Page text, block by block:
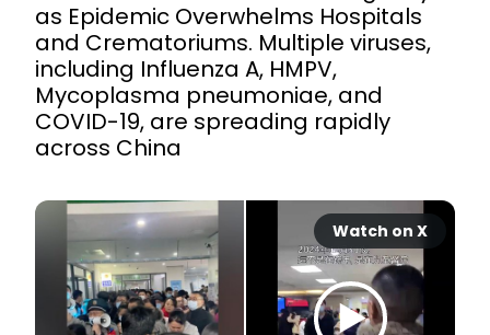
as Epidemic Overwhelms Hospitals
and Crematoriums. Multiple viruses,
including Influenza A, HMPV,
Mycoplasma pneumoniae, and
COVID-19, are spreading rapidly
across China
Watch on X